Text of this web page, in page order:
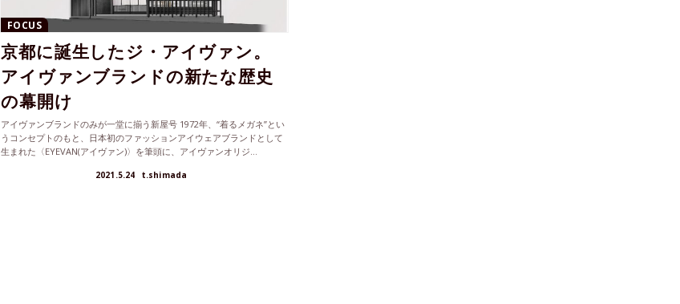
FOCUS
京都に誕生したジ・アイヴァン。
アイヴァンブランドの新たな歴史
の幕開け
アイヴァンブランドのみが一堂に揃う新屋号 1972年、“着るメガネ”とい
うコンセプトのもと、日本初のファッションアイウェアブランドとして
生まれた〈EYEVAN(アイヴァン)〉を筆頭に、アイヴァンオリジ...
2021.5.24 t.shimada